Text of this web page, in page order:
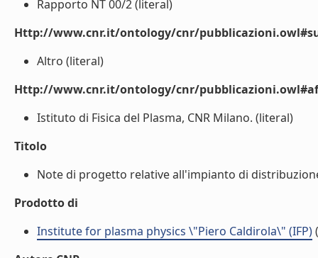
Rapporto NT 00/2 (literal)
Http://www.cnr.it/ontology/cnr/
Altro (literal)
Http://www.cnr.it/ontology/cnr/
Istituto di Fisica del Plasma, CNR Milano. (literal)
Titolo
Note di progetto relative all'impianto di
Prodotto di
Institute for plasma physics \"Piero Caldirola\" (IFP)